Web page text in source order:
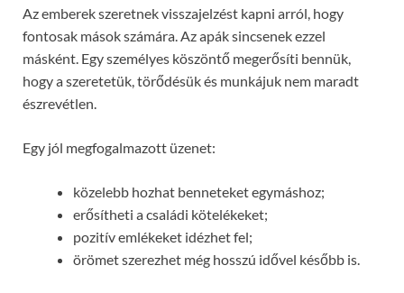
Az emberek szeretnek visszajelzést kapni arról, hogy
fontosak mások számára. Az apák sincsenek ezzel
másként. Egy személyes köszöntő megerősíti bennük,
hogy a szeretetük, törődésük és munkájuk nem maradt
észrevétlen.
Egy jól megfogalmazott üzenet:
közelebb hozhat benneteket egymáshoz;
erősítheti a családi kötelékeket;
pozitív emlékeket idézhet fel;
örömet szerezhet még hosszú idővel később is.